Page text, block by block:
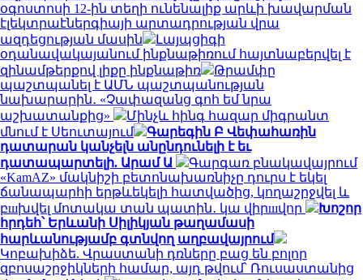
օգոստոսի 12-ին տեղի ունենալիք արևի խավարման
էլեկտրաէներգիայի արտադրության վրա
ազդեցության մասին
Լայպցիգի
օդանավակայանում ինքնաթիռում հայտնաբերվել է
զինամթերքով լիքը ինքնաթիռ
Թրամփը
պաշտպանել է ԱՄՆ պաշտպանության
նախարարին․ «Չափազանց գոհ եմ նրա
աշխատանքից»
Մինչև հինգ հազար միգրանտ
մնում է Սեուտայում
Գարեգին Բ Վեփահառին
դատարան կանչելն անընդունելի է եւ
դատապարտելի. Արամ Ա
Գարգառ բնակավայրում
«KamAZ» մակնիշի բետոնախառնիչը դուրս է եկել
ճանապարհի երթևեկելի հատվածից, կողաշրջվել և
բшխվել մոտակա տան պատին․ կա վիրшվոր
Խոշոր
հրդեհ՝ Երևանի Սիլիկյան թաղամասի
հարևանությամբ գտնվող աղբավայրում
Կոբախիձե. Վրաստանի դռները բաց են բոլոր
զբոսաշրջիկների համար, այդ թվում՝ Ռուսաստանից